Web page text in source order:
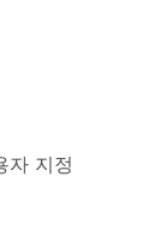
자 지정